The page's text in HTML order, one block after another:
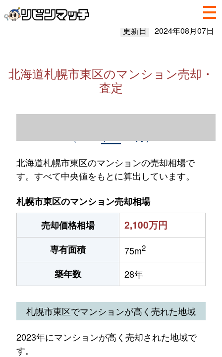
更新日 2024年08月07日
北海道札幌市東区のマンション売却・
査定
北海道札幌市東区のマンションの売却相場で
す。すべて中央値をもとに算出しています。
札幌市東区のマンション売却相場
売却価格相場
2,100万円
専有面積 75m2
築年数 28年
札幌市東区でマンションが高く売れた地域
2023年にマンションが高く売却された地域で
す。